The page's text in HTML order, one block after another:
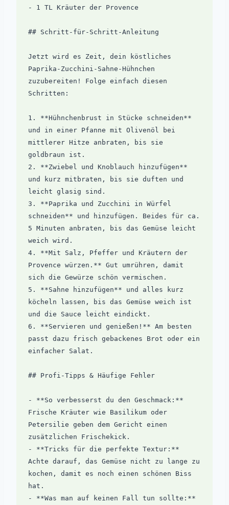
- 1 TL Kräuter der Provence
## Schritt-für-Schritt-Anleitung
Jetzt wird es Zeit, dein köstliches
Paprika-Zucchini-Sahne-Hühnchen
zuzubereiten! Folge einfach diesen
Schritten:
1. **Hühnchenbrust in Stücke schneiden**
und in einer Pfanne mit Olivenöl bei
mittlerer Hitze anbraten, bis sie
goldbraun ist.
2. **Zwiebel und Knoblauch hinzufügen**
und kurz mitbraten, bis sie duften und
leicht glasig sind.
3. **Paprika und Zucchini in Würfel
schneiden** und hinzufügen. Beides für ca.
5 Minuten anbraten, bis das Gemüse leicht
weich wird.
4. **Mit Salz, Pfeffer und Kräutern der
Provence würzen.** Gut umrühren, damit
sich die Gewürze schön vermischen.
5. **Sahne hinzufügen** und alles kurz
köcheln lassen, bis das Gemüse weich ist
und die Sauce leicht eindickt.
6. **Servieren und genießen!** Am besten
passt dazu frisch gebackenes Brot oder ein
einfacher Salat.
## Profi-Tipps & Häufige Fehler
- **So verbesserst du den Geschmack:**
Frische Kräuter wie Basilikum oder
Petersilie geben dem Gericht einen
zusätzlichen Frischekick.
- **Tricks für die perfekte Textur:**
Achte darauf, das Gemüse nicht zu lange zu
kochen, damit es noch einen schönen Biss
hat.
- **Was man auf keinen Fall tun sollte:**